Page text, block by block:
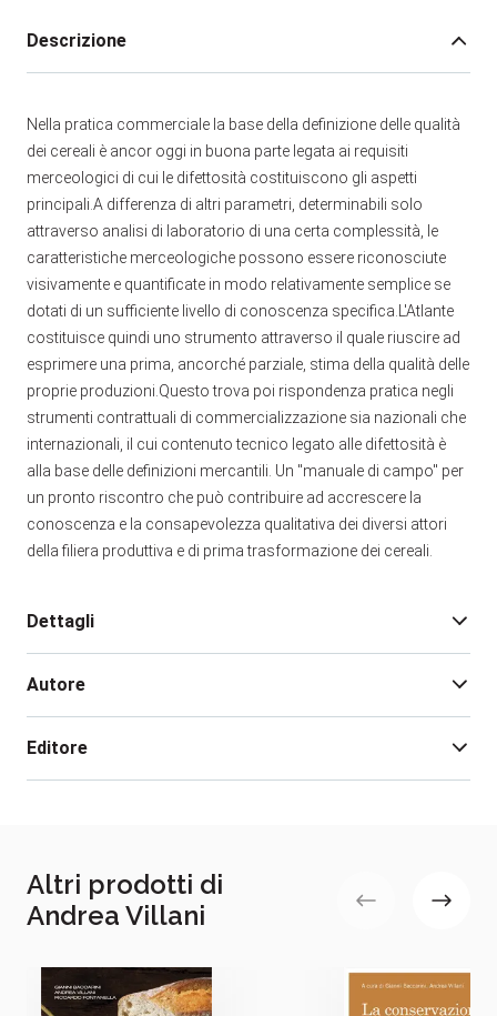
Descrizione
Nella pratica commerciale la base della definizione delle qualità
dei cereali è ancor oggi in buona parte legata ai requisiti
merceologici di cui le difettosità costituiscono gli aspetti
principali.A differenza di altri parametri, determinabili solo
attraverso analisi di laboratorio di una certa complessità, le
caratteristiche merceologiche possono essere riconosciute
visivamente e quantificate in modo relativamente semplice se
dotati di un sufficiente livello di conoscenza specifica.L'Atlante
costituisce quindi uno strumento attraverso il quale riuscire ad
esprimere una prima, ancorché parziale, stima della qualità delle
proprie produzioni.Questo trova poi rispondenza pratica negli
strumenti contrattuali di commercializzazione sia nazionali che
internazionali, il cui contenuto tecnico legato alle difettosità è
alla base delle definizioni mercantili. Un "manuale di campo" per
un pronto riscontro che può contribuire ad accrescere la
conoscenza e la consapevolezza qualitativa dei diversi attori
della filiera produttiva e di prima trasformazione dei cereali.
Dettagli
Autore
Editore
Altri prodotti di
Andrea Villani